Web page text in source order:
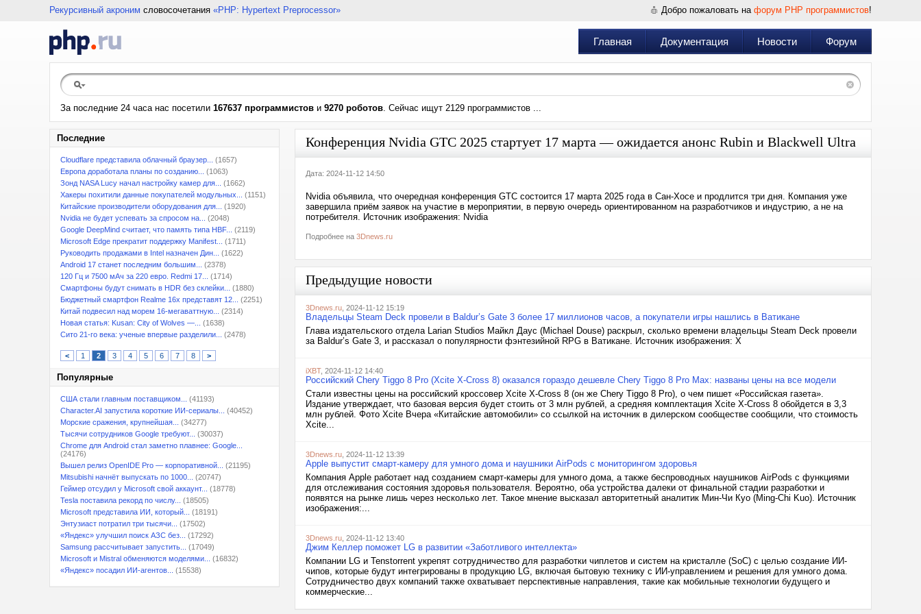
Рекурсивный акроним словосочетания «PHP: Hypertext Preprocessor» Добро пожаловать на форум PHP программистов!
Главная Документация Новости Форум
За последние 24 часа нас посетили 167637 программистов и 9270 роботов. Сейчас ищут 2129 программистов ...
Последние
Cloudflare представила облачный браузер...
(1657)
Европа доработала планы по созданию...
(1063)
Зонд NASA Lucy начал настройку камер для...
(1662)
Хакеры похитили данные покупателей модульных...
(1151)
Китайские производители оборудования для...
(1920)
Nvidia не будет успевать за спросом на...
(2048)
Google DeepMind считает, что память типа HBF...
(2119)
Microsoft Edge прекратит поддержку Manifest...
(1711)
Руководить продажами в Intel назначен Дин...
(1622)
Android 17 станет последним большим...
(2378)
120 Гц и 7500 мАч за 220 евро. Redmi 17...
(1714)
Смартфоны будут снимать в HDR без склейки...
(1880)
Бюджетный смартфон Realme 16x представят 12...
(2251)
Китай подвесил над морем 16-мегаваттную...
(2314)
Новая статья: Kusan: City of Wolves —...
(1638)
Сито 21-го века: ученые впервые разделили...
(2478)
< 1 2 3 4 5 6 7 8 >
Популярные
США стали главным поставщиком...
(41193)
Character.AI запустила короткие ИИ-сериалы...
(40452)
Морские сражения, крупнейшая...
(34277)
Тысячи сотрудников Google требуют...
(30037)
Chrome для Android стал заметно плавнее: Google...
(24176)
Вышел релиз OpenIDE Pro — корпоративной...
(21195)
Mitsubishi начнёт выпускать по 1000...
(20747)
Геймер отсудил у Microsoft свой аккаунт...
(18778)
Tesla поставила рекорд по числу...
(18505)
Microsoft представила ИИ, который...
(18191)
Энтузиаст потратил три тысячи...
(17502)
«Яндекс» улучшил поиск АЗС без...
(17292)
Samsung рассчитывает запустить...
(17049)
Microsoft и Mistral обменяются моделями...
(16832)
«Яндекс» посадил ИИ-агентов...
(15538)
Конференция Nvidia GTC 2025 стартует 17 марта — ожидается анонс Rubin и Blackwell Ultra
Дата: 2024-11-12 14:50
Nvidia объявила, что очередная конференция GTC состоится 17 марта 2025 года в Сан-Хосе и продлится три дня. Компания уже
завершила приём заявок на участие в мероприятии, в первую очередь ориентированном на разработчиков и индустрию, а не на
потребителя. Источник изображения: Nvidia
Подробнее на 3Dnews.ru
Предыдущие новости
3Dnews.ru , 2024-11-12 15:19
Владельцы Steam Deck провели в Baldur’s Gate 3 более 17 миллионов часов, а покупатели игры нашлись в Ватикане
Глава издательского отдела Larian Studios Майкл Даус (Michael Douse) раскрыл, сколько времени владельцы Steam Deck провели
за Baldur’s Gate 3, и рассказал о популярности фэнтезийной RPG в Ватикане. Источник изображения: X
iXBT, 2024-11-12 14:40
Российский Chery Tiggo 8 Pro (Xcite X-Cross 8) оказался гораздо дешевле Chery Tiggo 8 Pro Max: названы цены на все модели
Стали известны цены на российский кроссовер Xcite X-Cross 8 (он же Chery Tiggo 8 Pro), о чем пишет «Российская газета».
Издание утверждает, что базовая версия будет стоить от 3 млн рублей, а средняя комплектация Xcite X-Cross 8 обойдется в 3,3
млн рублей. Фото Xcite Вчера «Китайские автомобили» со ссылкой на источник в дилерском сообществе сообщили, что стоимость
Xcite...
3Dnews.ru , 2024-11-12 13:39
Apple выпустит смарт-камеру для умного дома и наушники AirPods с мониторингом здоровья
Компания Apple работает над созданием смарт-камеры для умного дома, а также беспроводных наушников AirPods с функциями
для отслеживания состояния здоровья пользователя. Вероятно, оба устройства далеки от финальной стадии разработки и
появятся на рынке лишь через несколько лет. Такое мнение высказал авторитетный аналитик Мин-Чи Куо (Ming-Chi Kuo). Источник
изображения:...
3Dnews.ru , 2024-11-12 13:40
Джим Келлер поможет LG в развитии «Заботливого интеллекта»
Компании LG и Tenstorrent укрепят сотрудничество для разработки чиплетов и систем на кристалле (SoC) с целью создание ИИ-
чипов, которые будут интегрированы в продукцию LG, включая бытовую технику с ИИ-управлением и решения для умного дома.
Сотрудничество двух компаний также охватывает перспективные направления, такие как мобильные технологии будущего и
коммерческие...